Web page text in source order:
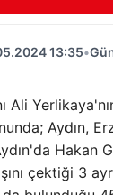
13:35•
Ali
Aydın,
Hakan
çektiği 3